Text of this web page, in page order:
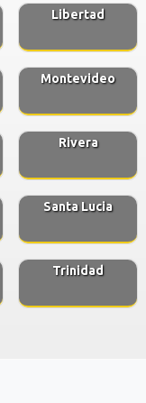
Libertad
Montevideo
Rivera
Santa Lucia
Trinidad